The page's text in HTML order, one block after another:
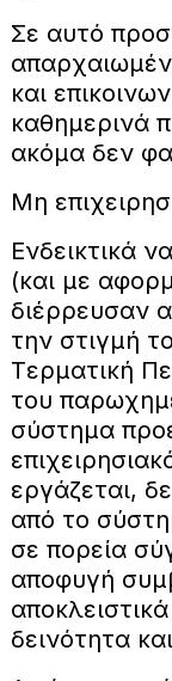
Σε αυτό
και
καθημερινά
ακόμα δεν
Μη
Ενδεικτικά
(και με
διέρρευσαν
την στιγμή
Tερματική
του
σύστημα
εργάζεται,
από το
σε πορεία
αποφυγή
δεινότητα